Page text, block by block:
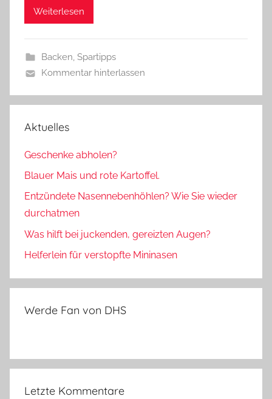
Weiterlesen
Backen, Spartipps
Kommentar hinterlassen
Aktuelles
Geschenke abholen?
Blauer Mais und rote Kartoffel.
Entzündete Nasennebenhöhlen? Wie Sie wieder
durchatmen
Was hilft bei juckenden, gereizten Augen?
Helferlein für verstopfte Mininasen
Werde Fan von DHS
Letzte Kommentare